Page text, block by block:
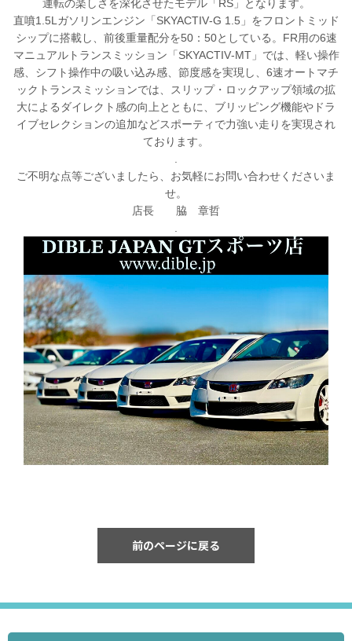
運転の楽しさを深化させたモデル「RS」となります。
直噴1.5Lガソリンエンジン「SKYACTIV‐G 1.5」をフロントミッド
シップに搭載し、前後重量配分を50：50としている。FR用の6速
マニュアルトランスミッション「SKYACTIV‐MT」では、軽い操作
感、シフト操作中の吸い込み感、節度感を実現し、6速オートマチ
ックトランスミッションでは、スリップ・ロックアップ領域の拡
大によるダイレクト感の向上とともに、ブリッピング機能やドラ
イブセレクションの追加などスポーティで力強い走りを実現され
ております。
ご不明な点等ございましたら、お気軽にお問い合わせくださいま
せ。
店長 脇 章哲
前のページに戻る